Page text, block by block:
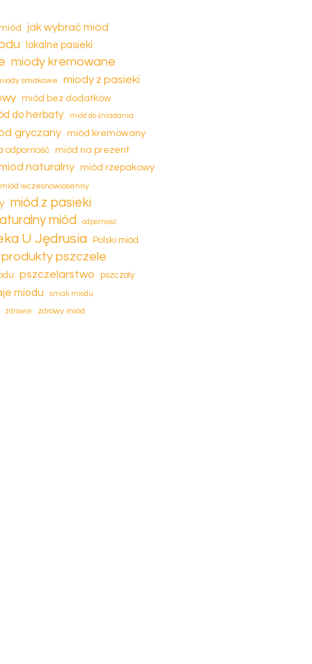
produktu
jak wybrać miód
lokalne pasieki
miody kremowane
smakowe miody z pasieki
miód bez dodatków
do herbaty miód do śniadania
gryczany miód kremowany
odporność miód na prezent
naturalny miód rzepakowy
miód wczesnowiosenny
miód z pasieki
miód odporność
U Jędrusia Polski miód
produkty pszczele
pszczelarstwo
pszczoły
miodu smak miodu
zdrowie zdrowy miód